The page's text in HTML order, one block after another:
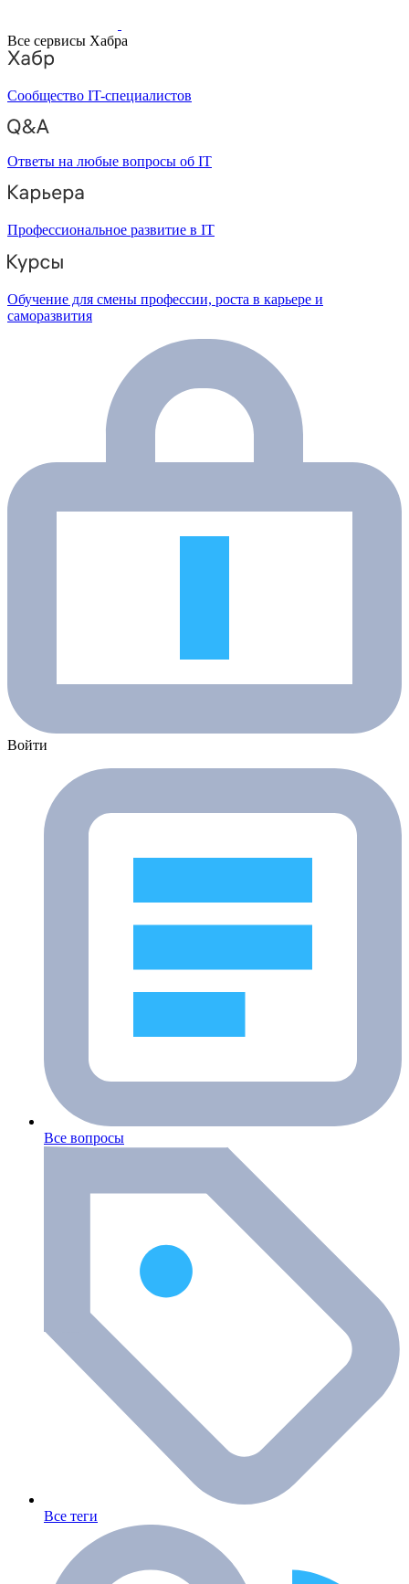
Все сервисы Хабра
Сообщество IT-специалистов
Ответы на любые вопросы об IT
Профессиональное развитие в IT
Обучение для смены профессии, роста в карьере и
саморазвития
Войти
Все вопросы
Все теги